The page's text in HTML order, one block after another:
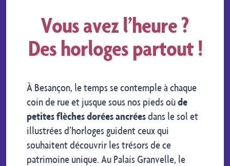
Vous avez l’heure ?
Des horloges partout !
À Besançon, le temps se contemple à chaque
coin de rue et jusque sous nos pieds oùde
petites flèches dorées ancréesdans le sol et
illustrées d’horloges guident ceux qui
souhaitent découvrir les trésors de ce
patrimoine unique. Au Palais Granvelle, le